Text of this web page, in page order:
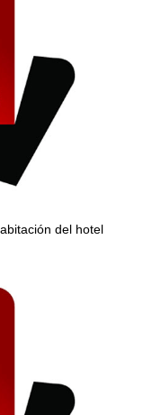
del hotel